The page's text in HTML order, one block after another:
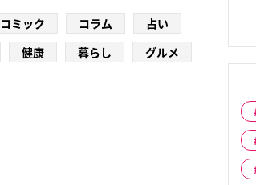
コミック コラム
占い
健康 暮らし グルメ